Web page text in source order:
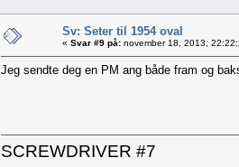
Sv: Seter til 1954 oval
« Svar #9 på: november 18, 2013,
Jeg sendte deg en PM ang både fram og
SCREWDRIVER #7